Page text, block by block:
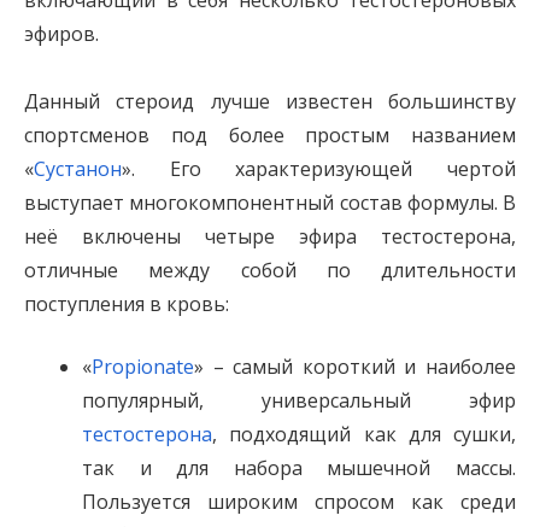
эфиров.
Данный стероид лучше известен большинству
спортсменов под более простым названием
«Сустанон». Его характеризующей чертой
выступает многокомпонентный состав формулы. В
неё включены четыре эфира тестостерона,
отличные между собой по длительности
поступления в кровь:
«Propionate» – самый короткий и наиболее
популярный, универсальный эфир
тестостерона, подходящий как для сушки,
так и для набора мышечной массы.
Пользуется широким спросом как среди